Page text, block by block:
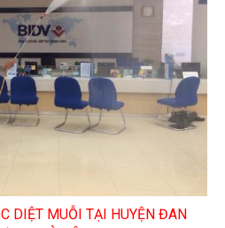
- HÀ NỘI
Thái Học, Thị trấn Phùng, Huyện